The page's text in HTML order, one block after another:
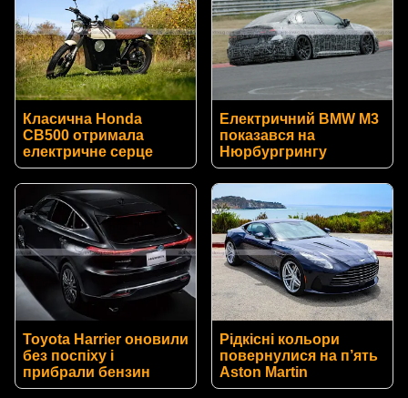
Класична Honda
CB500 отримала
електричне серце
Електричний BMW M3
показався на
Нюрбургрингу
Toyota Harrier оновили
без поспіху і
прибрали бензин
Рідкісні кольори
повернулися на п’ять
Aston Martin